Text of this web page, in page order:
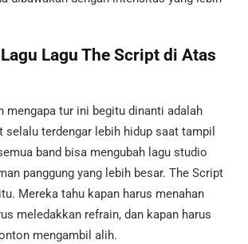
Lagu The Script di Atas
mengapa tur ini begitu dinanti adalah
selalu terdengar lebih hidup saat tampil
band bisa mengubah lagu studio
panggung yang lebih besar. The Script
Mereka tahu kapan harus menahan
meledakkan refrain, dan kapan harus
mengambil alih.